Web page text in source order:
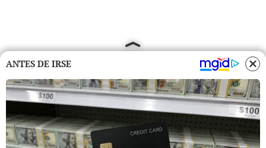
ANTES DE IRSE